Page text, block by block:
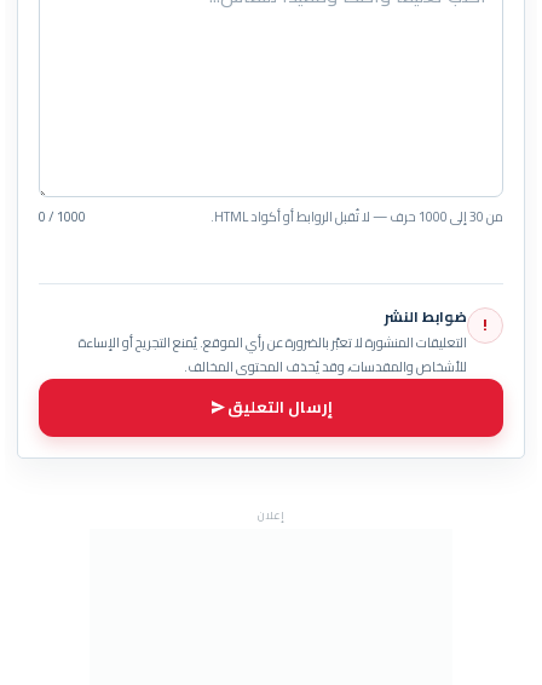
من 30 إلى 1000 حرف — لا تُقبل الروابط أو أكواد HTML. 0 / 1000
! ضوابط النشر
التعليقات المنشورة لا تعبّر بالضرورة عن رأي الموقع. يُمنع التجريح أو الإساءة
للأشخاص والمقدسات، وقد يُحذف المحتوى المخالف.
إرسال التعليق
إعلان